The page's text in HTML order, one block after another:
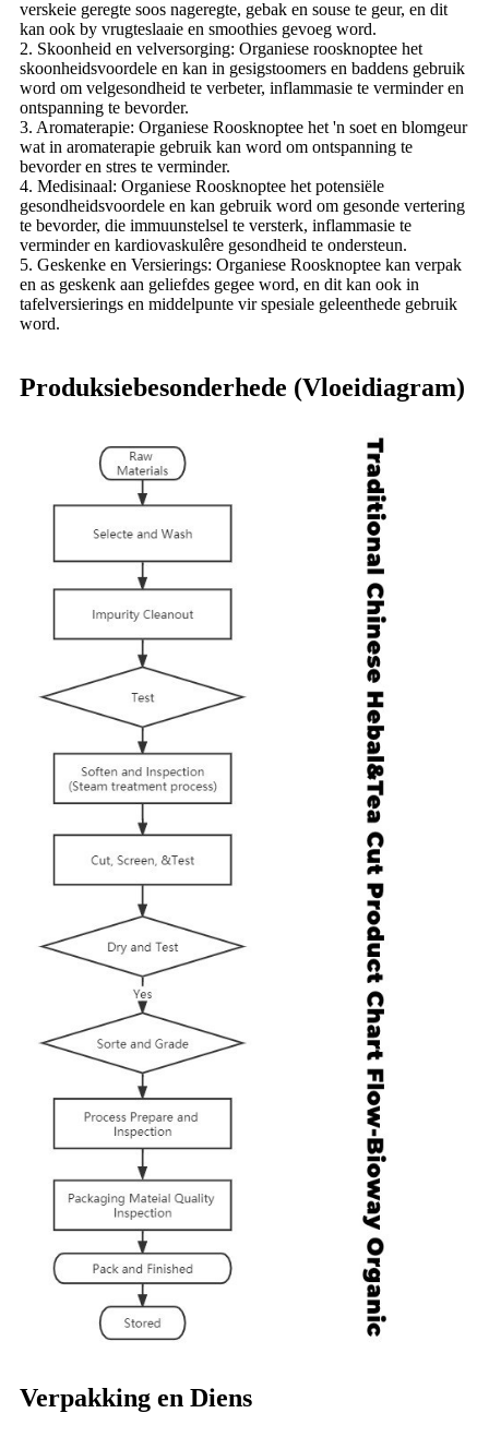
verskeie geregte soos nageregte, gebak en souse te geur, en dit
kan ook by vrugteslaaie en smoothies gevoeg word.
2. Skoonheid en velversorging: Organiese roosknoptee het
skoonheidsvoordele en kan in gesigstoomers en baddens gebruik
word om velgesondheid te verbeter, inflammasie te verminder en
ontspanning te bevorder.
3. Aromaterapie: Organiese Roosknoptee het 'n soet en blomgeur
wat in aromaterapie gebruik kan word om ontspanning te
bevorder en stres te verminder.
4. Medisinaal: Organiese Roosknoptee het potensiële
gesondheidsvoordele en kan gebruik word om gesonde vertering
te bevorder, die immuunstelsel te versterk, inflammasie te
verminder en kardiovaskulêre gesondheid te ondersteun.
5. Geskenke en Versierings: Organiese Roosknoptee kan verpak
en as geskenk aan geliefdes gegee word, en dit kan ook in
tafelversierings en middelpunte vir spesiale geleenthede gebruik
word.
Produksiebesonderhede (Vloeidiagram)
Verpakking en Diens